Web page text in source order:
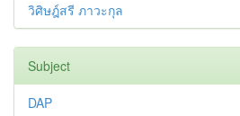
วิศิษฎ์สรี ภาวะกุล
Subject
DAP